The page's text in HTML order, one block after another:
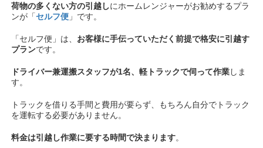
荷物の多くない方の引越しにホームレンジャーがお勧めするプラ
ンが「セルフ便 」です。
「セルフ便」は、 お客様に手伝っていただく前提で格安に引越す
プランです。
ドライバー兼運搬スタッフが1名、軽トラックで伺って作業しま
す。
トラックを借りる手間と費用が要らず、もちろん自分でトラック
を運転する必要がありません。
料金は引越し作業に要する時間で決まります。